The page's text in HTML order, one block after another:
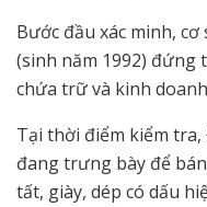
Bước đầu xác minh, cơ
(sinh năm 1992) đứng
chứa trữ và kinh
Tại thời điểm kiểm
đang trưng bày để
tất, giày, dép có dấu